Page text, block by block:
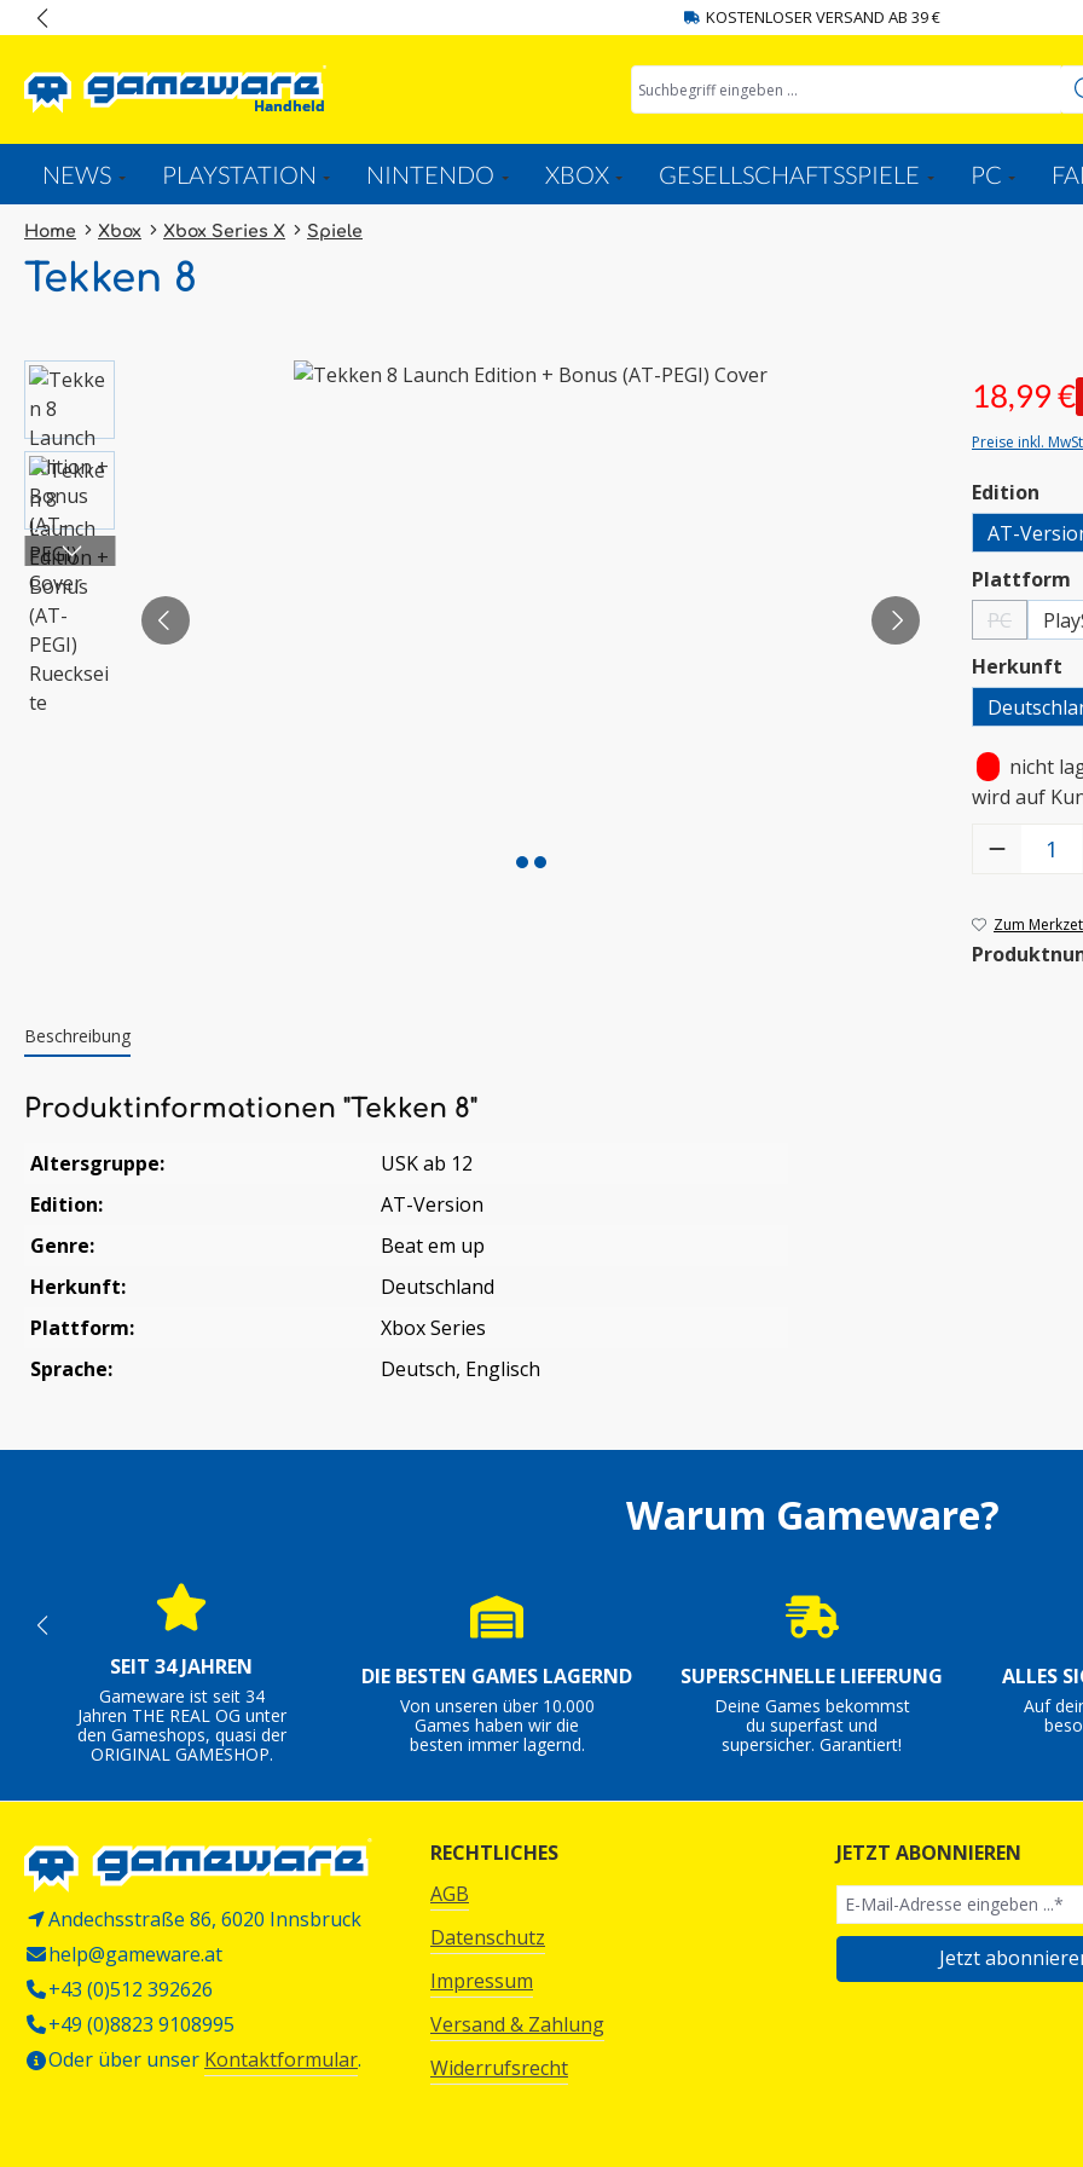
KOSTENLOSER VERSAND AB 39 €
NEWS PLAYSTATION NINTENDO XBOX GESELLSCHAFTSSPIELE PC
Home Xbox Xbox Series X Spiele
Tekken 8
Bildergalerie überspringen
18,99 €
Preise inkl.
Edition
AT-
Plattform
PC(Diese
Herkunft
nicht
wird auf
Produkt
Zum
Beschreibung
Produktinformationen "Tekken 8"
Altersgruppe:
USK ab 12
Edition:
AT-Version
Genre:
Beat em up
Herkunft:
Deutschland
Plattform:
Xbox Series
Sprache:
Deutsch, Englisch
Warum Gameware?
SEIT 34 JAHREN
Gameware ist seit 34
Jahren THE REAL OG unter
den Gameshops, quasi der
ORIGINAL GAMESHOP.
DIE BESTEN GAMES LAGERND
Von unseren über 10.000
Games haben wir die
besten immer lagernd.
SUPERSCHNELLE LIEFERUNG
Deine Games bekommst
du superfast und
supersicher. Garantiert!
ALLES
Auf
Andechsstraße 86, 6020 Innsbruck
help@gameware.at
+43 (0)512 392626
+49 (0)8823 9108995
Oder über unser Kontaktformular.
RECHTLICHES
AGB
Datenschutz
Impressum
Versand & Zahlung
Widerrufsrecht
JETZT ABONNIEREN
Jetzt